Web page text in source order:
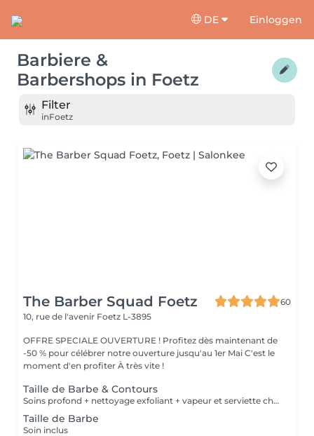
DE Einloggen
Barbiere &
Barbershops in Foetz
Filter
inFoetz
The Barber Squad Foetz
60
10, rue de l'avenir Foetz L-3895
OFFRE SPECIALE OUVERTURE ! Profitez dès maintenant de
-50 % pour célébrer notre ouverture jusqu'au 1er Mai C'est le
moment d'en profiter À très vite !
Taille de Barbe & Contours
Soins profond + nettoyage exfoliant + vapeur et serviette chaude/froide
Taille de Barbe
Soin inclus